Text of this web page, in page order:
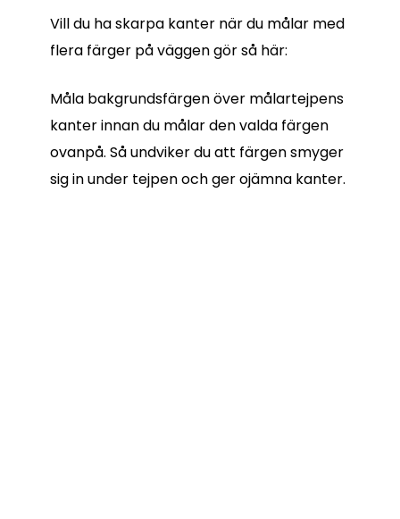
Vill du ha skarpa kanter när du målar med
flera färger på väggen gör så här:
Måla bakgrundsfärgen över målartejpens
kanter innan du målar den valda färgen
ovanpå. Så undviker du att färgen smyger
sig in under tejpen och ger ojämna kanter.